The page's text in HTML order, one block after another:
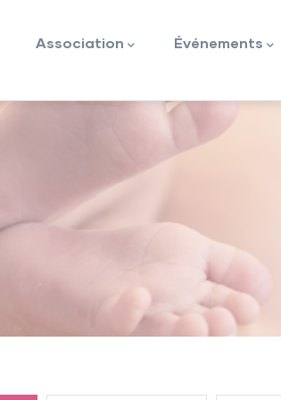
Association Événements